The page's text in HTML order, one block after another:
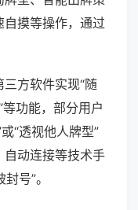
摸等操作，通过
方软件实现“随
等功能，部分用户
“透视他人牌型”
自动连接等技术手
号”。